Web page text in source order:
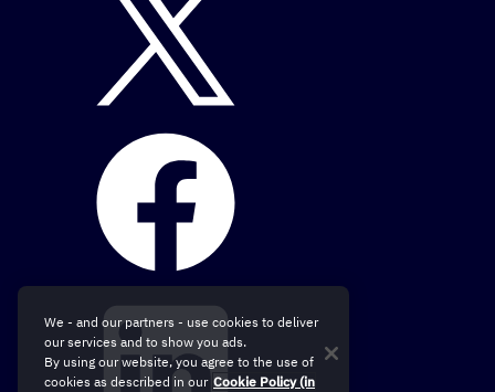
We - and our partners - use cookies to deliver
our services and to show you ads.
By using our website, you agree to the use of
cookies as described in our Cookie Policy (in